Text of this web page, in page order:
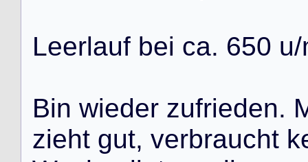
Leerlauf bei ca. 650 u/
Bin wieder zufrieden.
zieht gut, verbraucht k